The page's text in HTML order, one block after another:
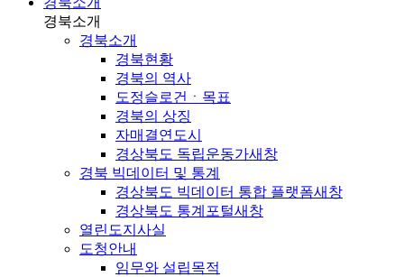
경북소개
경북소개
경북현황
경북의 역사
도정슬로건ㆍ목표
경북의 상징
자매결연도시
경상북도 독립운동가새창
경북 빅데이터 및 통계
경상북도 빅데이터 통합 플랫폼새창
경상북도 통계포털새창
열린도지사실
도청안내
임무와 설립목적